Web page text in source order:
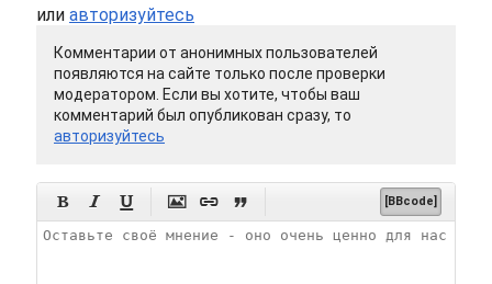
или авторизуйтесь
Комментарии от анонимных пользователей
появляются на сайте только после проверки
модератором. Если вы хотите, чтобы ваш
комментарий был опубликован сразу, то
авторизуйтесь
      [BBcode]